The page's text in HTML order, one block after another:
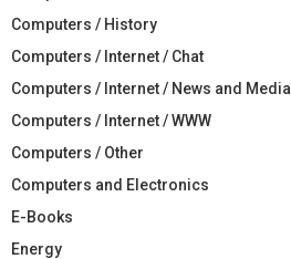
Computers / History
Computers / Internet / Chat
Computers / Internet / News and Media
Computers / Internet / WWW
Computers / Other
Computers and Electronics
E-Books
Energy